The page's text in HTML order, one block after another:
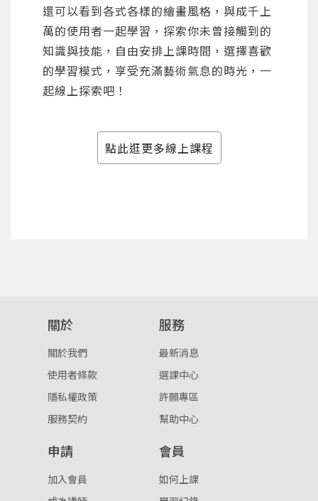
註冊
按下註冊即代表你同意我們的使用者條款
。
還可以看到各式各樣的繪畫風格，與成千上
萬的使用者一起學習，探索你未曾接觸到的
知識與技能，自由安排上課時間，選擇喜歡
的學習模式，享受充滿藝術氣息的時光，一
起線上探索吧！
點此逛更多線上課程
關於
關於我們
使用者條款
隱私權政策
服務契約
服務
最新消息
選課中心
許願專區
幫助中心
申請
加入會員
會員
如何上課